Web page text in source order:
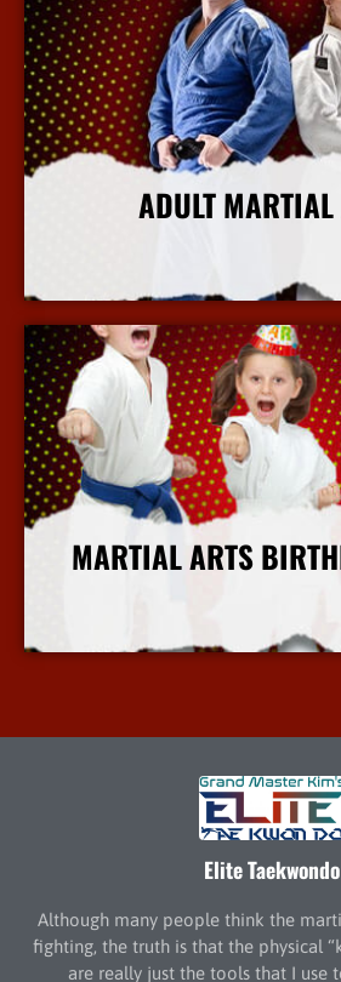
ADULT
MARTIAL ARTS
Elite Taekwondo
Although many people think the
fighting, the truth is that the physical
are really just the tools that I use